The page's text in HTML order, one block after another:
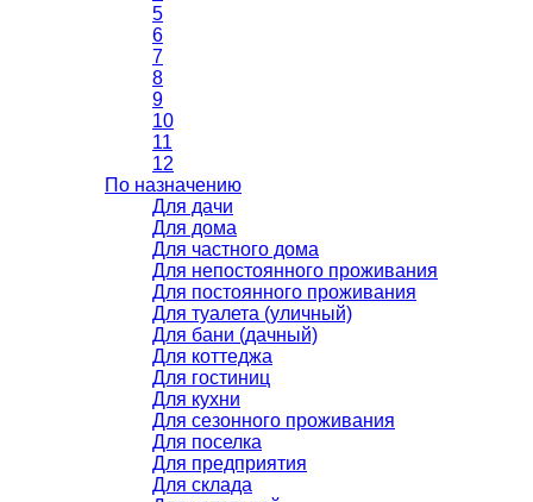
5
6
7
8
9
10
11
12
По назначению
Для дачи
Для дома
Для частного дома
Для непостоянного проживания
Для постоянного проживания
Для туалета (уличный)
Для бани (дачный)
Для коттеджа
Для гостиниц
Для кухни
Для сезонного проживания
Для поселка
Для предприятия
Для склада